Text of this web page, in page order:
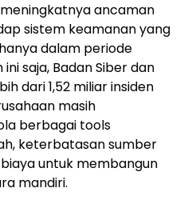
ancaman
sistem keamanan yang
dalam periode
saja, Badan Siber dan
dari 1,52 miliar insiden
masih
berbagai tools
keterbatasan sumber
untuk membangun
mandiri.